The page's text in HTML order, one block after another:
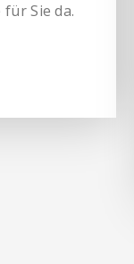
Sie da.